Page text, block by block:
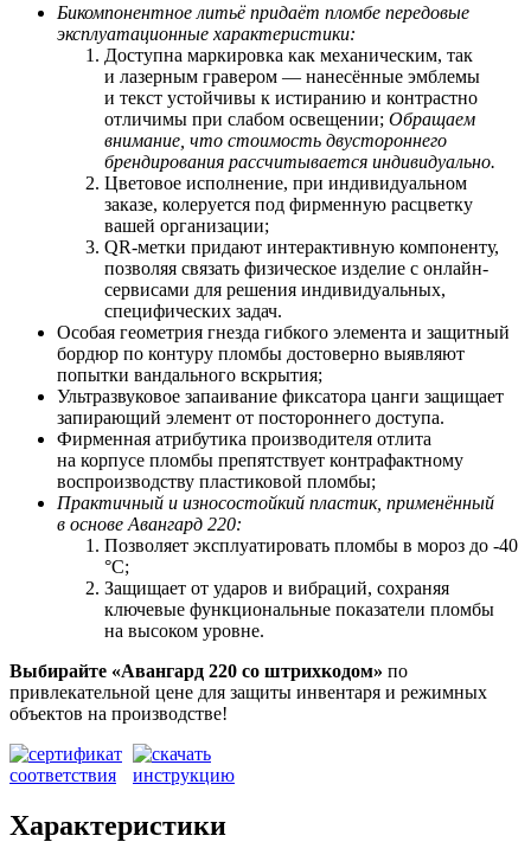
Бикомпонентное литьё придаёт пломбе передовые
эксплуатационные характеристики:
Доступна маркировка как механическим, так
и лазерным гравером — нанесённые эмблемы
и текст устойчивы к истиранию и контрастно
отличимы при слабом освещении; Обращаем
внимание, что стоимость двустороннего
брендирования рассчитывается индивидуально.
Цветовое исполнение, при индивидуальном
заказе, колеруется под фирменную расцветку
вашей организации;
QR-метки придают интерактивную компоненту,
позволяя связать физическое изделие с онлайн-
сервисами для решения индивидуальных,
специфических задач.
Особая геометрия гнезда гибкого элемента и защитный
бордюр по контуру пломбы достоверно выявляют
попытки вандального вскрытия;
Ультразвуковое запаивание фиксатора цанги защищает
запирающий элемент от постороннего доступа.
Фирменная атрибутика производителя отлита
на корпусе пломбы препятствует контрафактному
воспроизводству пластиковой пломбы;
Практичный и износостойкий пластик, применённый
в основе Авангард 220:
Позволяет эксплуатировать пломбы в мороз до -40
°С;
Защищает от ударов и вибраций, сохраняя
ключевые функциональные показатели пломбы
на высоком уровне.
Выбирайте «Авангард 220 со штрихкодом» по
привлекательной цене для защиты инвентаря и режимных
объектов на производстве!
Характеристики